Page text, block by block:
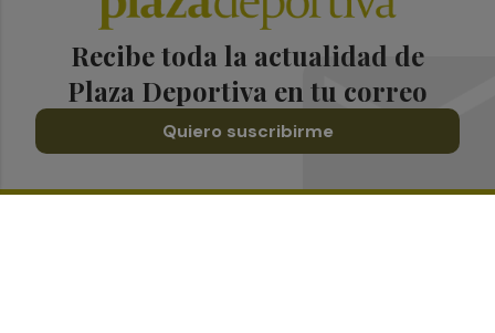
Recibe toda la actualidad de
Plaza Deportiva en tu correo
Quiero suscribirme